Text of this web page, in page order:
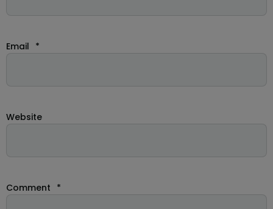
Email *
Website
Comment *